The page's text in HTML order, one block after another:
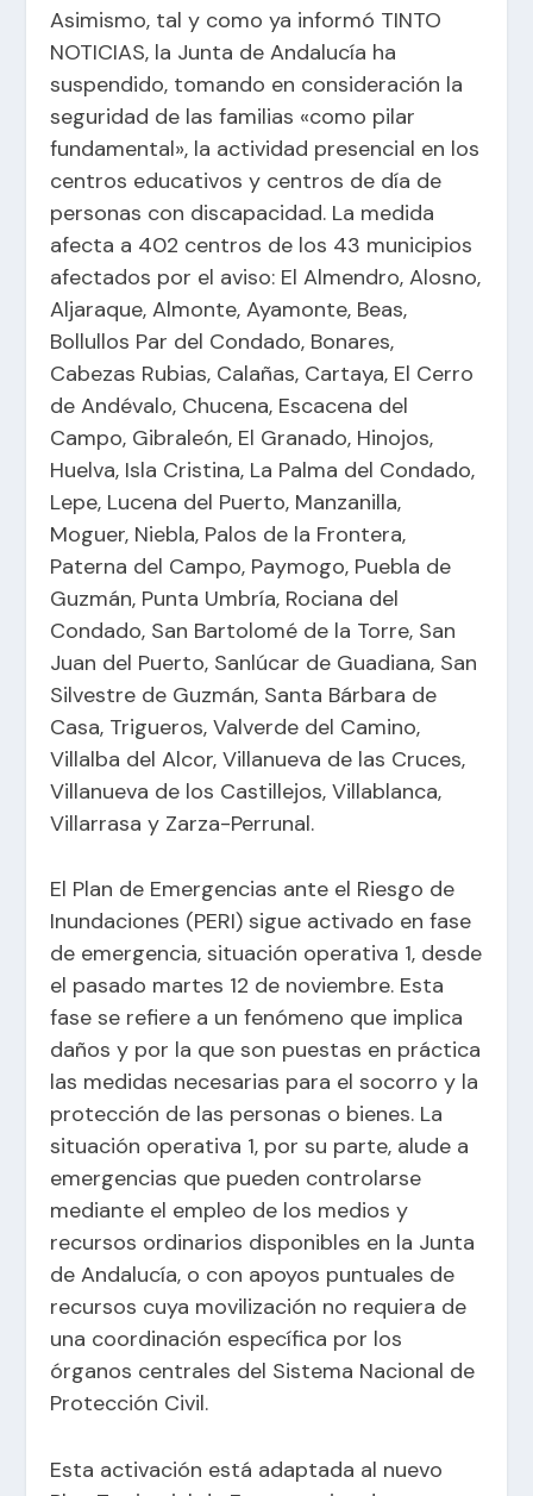
Asimismo, tal y como ya informó TINTO
NOTICIAS, la Junta de Andalucía ha
suspendido, tomando en consideración la
seguridad de las familias «como pilar
fundamental», la actividad presencial en los
centros educativos y centros de día de
personas con discapacidad. La medida
afecta a 402 centros de los 43 municipios
afectados por el aviso: El Almendro, Alosno,
Aljaraque, Almonte, Ayamonte, Beas,
Bollullos Par del Condado, Bonares,
Cabezas Rubias, Calañas, Cartaya, El Cerro
de Andévalo, Chucena, Escacena del
Campo, Gibraleón, El Granado, Hinojos,
Huelva, Isla Cristina, La Palma del Condado,
Lepe, Lucena del Puerto, Manzanilla,
Moguer, Niebla, Palos de la Frontera,
Paterna del Campo, Paymogo, Puebla de
Guzmán, Punta Umbría, Rociana del
Condado, San Bartolomé de la Torre, San
Juan del Puerto, Sanlúcar de Guadiana, San
Silvestre de Guzmán, Santa Bárbara de
Casa, Trigueros, Valverde del Camino,
Villalba del Alcor, Villanueva de las Cruces,
Villanueva de los Castillejos, Villablanca,
Villarrasa y Zarza-Perrunal.
El Plan de Emergencias ante el Riesgo de
Inundaciones (PERI) sigue activado en fase
de emergencia, situación operativa 1, desde
el pasado martes 12 de noviembre. Esta
fase se refiere a un fenómeno que implica
daños y por la que son puestas en práctica
las medidas necesarias para el socorro y la
protección de las personas o bienes. La
situación operativa 1, por su parte, alude a
emergencias que pueden controlarse
mediante el empleo de los medios y
recursos ordinarios disponibles en la Junta
de Andalucía, o con apoyos puntuales de
recursos cuya movilización no requiera de
una coordinación específica por los
órganos centrales del Sistema Nacional de
Protección Civil.
Esta activación está adaptada al nuevo